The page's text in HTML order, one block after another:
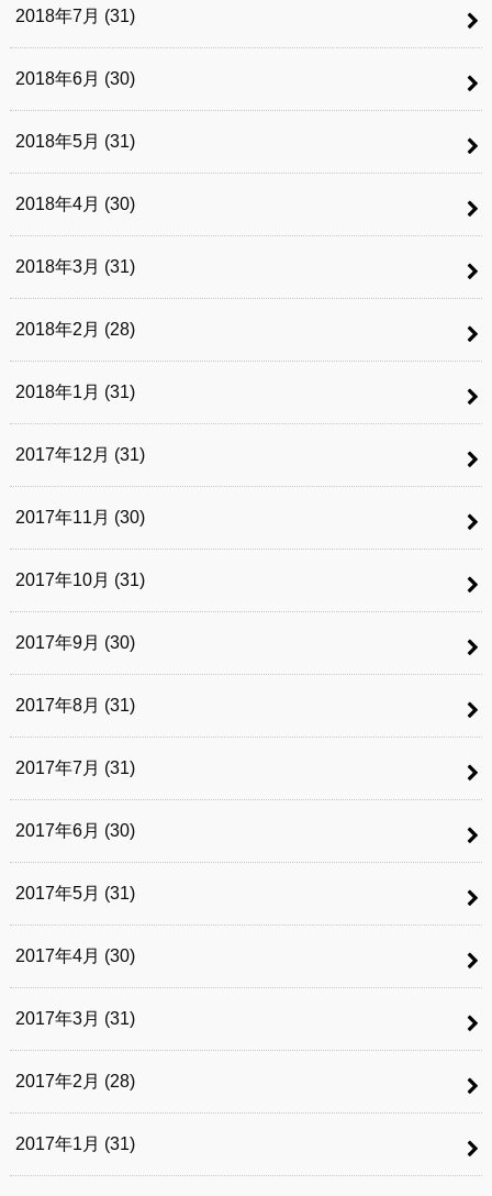
2018年7月 (31)
2018年6月 (30)
2018年5月 (31)
2018年4月 (30)
2018年3月 (31)
2018年2月 (28)
2018年1月 (31)
2017年12月 (31)
2017年11月 (30)
2017年10月 (31)
2017年9月 (30)
2017年8月 (31)
2017年7月 (31)
2017年6月 (30)
2017年5月 (31)
2017年4月 (30)
2017年3月 (31)
2017年2月 (28)
2017年1月 (31)